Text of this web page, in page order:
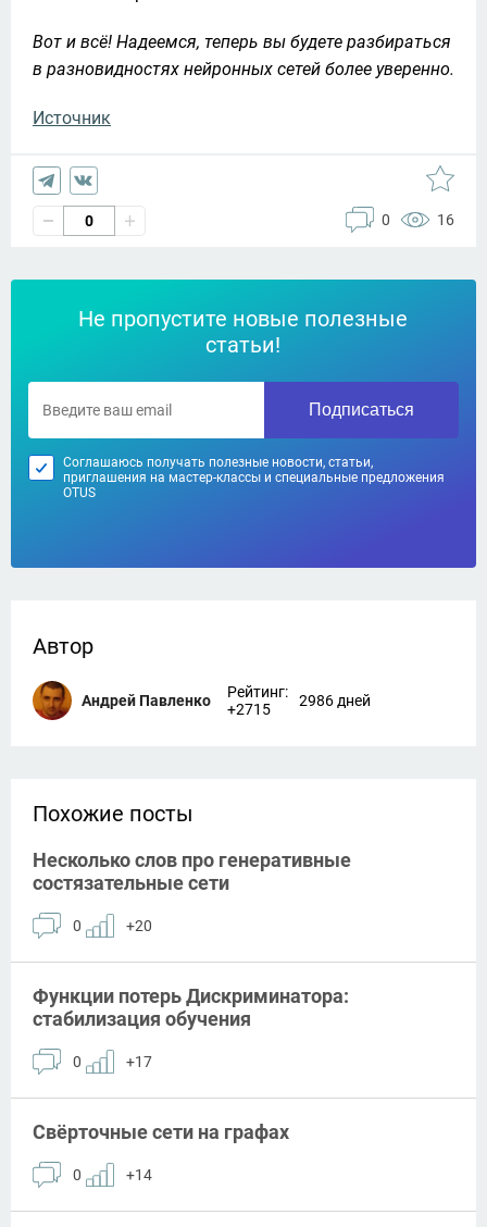
Вот и всё! Надеемся, теперь вы будете разбираться
в разновидностях нейронных сетей более уверенно.
Источник
0 0 16
Не пропустите новые полезные
статьи!
Подписаться
Соглашаюсь получать полезные новости, статьи,
приглашения на мастер-классы и специальные предложения
OTUS
Автор
Андрей Павленко
Рейтинг:
+2715
2986 дней
Похожие посты
Несколько слов про генеративные
состязательные сети
0 +20
Функции потерь Дискриминатора:
стабилизация обучения
0 +17
Свёрточные сети на графах
0 +14